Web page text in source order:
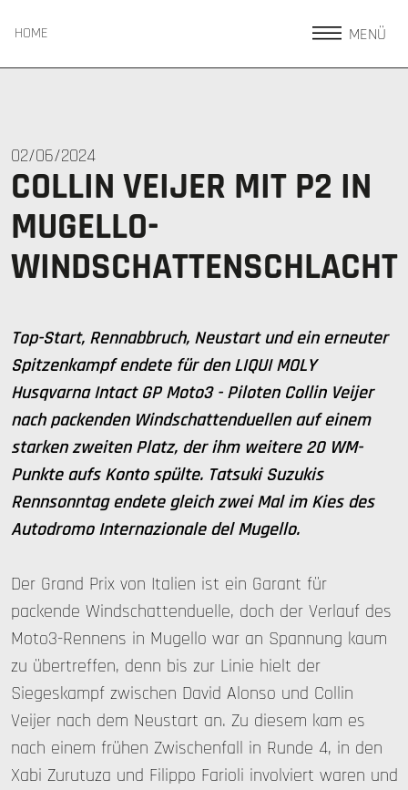
HOME MENÜ
02/06/2024
COLLIN VEIJER MIT P2 IN
MUGELLO-
WINDSCHATTENSCHLACHT
Top-Start, Rennabbruch, Neustart und ein erneuter
Spitzenkampf endete für den LIQUI MOLY
Husqvarna Intact GP Moto3 - Piloten Collin Veijer
nach packenden Windschattenduellen auf einem
starken zweiten Platz, der ihm weitere 20 WM-
Punkte aufs Konto spülte. Tatsuki Suzukis
Rennsonntag endete gleich zwei Mal im Kies des
Autodromo Internazionale del Mugello.
Der Grand Prix von Italien ist ein Garant für
packende Windschattenduelle, doch der Verlauf des
Moto3-Rennens in Mugello war an Spannung kaum
zu übertreffen, denn bis zur Linie hielt der
Siegeskampf zwischen David Alonso und Collin
Veijer nach dem Neustart an. Zu diesem kam es
nach einem frühen Zwischenfall in Runde 4, in den
Xabi Zurutuza und Filippo Farioli involviert waren und